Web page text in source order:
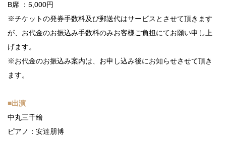
B席 ：5,000円
※チケットの発券手数料及び郵送代はサービスとさせて頂きます
が、お代金のお振込み手数料のみお客様ご負担にてお願い申し上
げます。
※お代金のお振込み案内は、お申し込み後にお知らせさせて頂き
ます。
■出演
中丸三千繪
ピアノ：安達朋博